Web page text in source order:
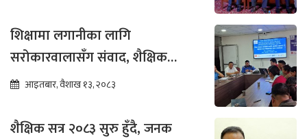
शिक्षामा लगानीका लागि
सरोकारवालासँग संवाद, शैक्षिक
सुधारमा जोड
आइतबार, वैशाख १३, २०८३
शैक्षिक सत्र २०८३ सुरु हुँदै, जनक